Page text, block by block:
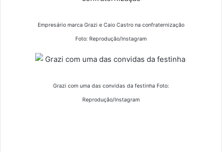
Empresário marca Grazi e Caio Castro na confraternização
Foto: Reprodução/Instagram
Grazi com uma das convidas da festinha Foto:
Reprodução/Instagram